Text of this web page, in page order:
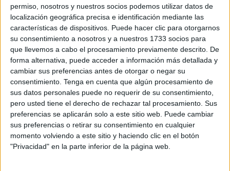
permiso, nosotros y nuestros socios podemos utilizar datos de
localización geográfica precisa e identificación mediante las
características de dispositivos. Puede hacer clic para otorgarnos
su consentimiento a nosotros y a nuestros 1733 socios para
que llevemos a cabo el procesamiento previamente descrito. De
forma alternativa, puede acceder a información más detallada y
cambiar sus preferencias antes de otorgar o negar su
consentimiento. Tenga en cuenta que algún procesamiento de
sus datos personales puede no requerir de su consentimiento,
pero usted tiene el derecho de rechazar tal procesamiento. Sus
preferencias se aplicarán solo a este sitio web. Puede cambiar
sus preferencias o retirar su consentimiento en cualquier
momento volviendo a este sitio y haciendo clic en el botón
"Privacidad" en la parte inferior de la página web.
Inspirando el cambio
Contacto
Acerca de nosotros
Suscribete gratis a nuestro Newsletter